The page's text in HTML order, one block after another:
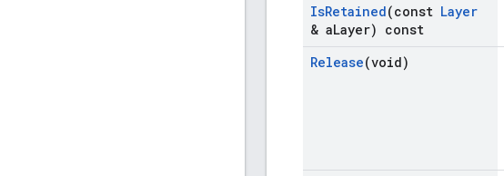
IsRetained(const Layer
& aLayer) const
Release(void)